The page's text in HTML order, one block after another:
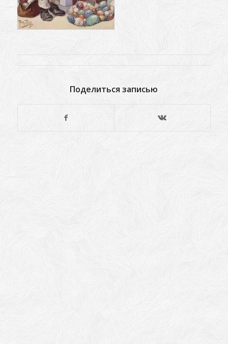
Поделиться записью